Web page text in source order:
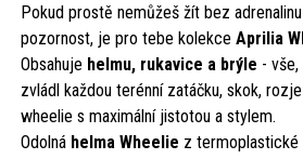
Pokud prostě nemůžeš žít bez
pozornost, je pro tebe kolekce Aprilia
Obsahuje helmu, rukavice a brýle -
zvládl každou terénní zatáčku, skok,
wheelie s maximální jistotou a stylem.
Odolná helma Wheelie z